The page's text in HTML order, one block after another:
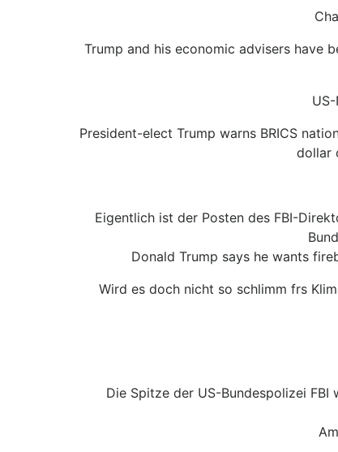
Trump and his economic advisers have
President-elect Trump warns BRICS
dollar
Eigentlich ist der Posten des FBI-
Donald Trump says he wants
Wird es doch nicht so schlimm frs
Die Spitze der US-Bundespolizei